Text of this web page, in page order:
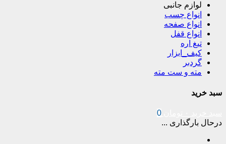
لوازم جانبی
انواع چسب
انواع صفحه
انواع قفل
تیغ اره
کیف_ابزار
گردبر
مته و ست مته
سبد خرید
0
درحال بارگذاری ...